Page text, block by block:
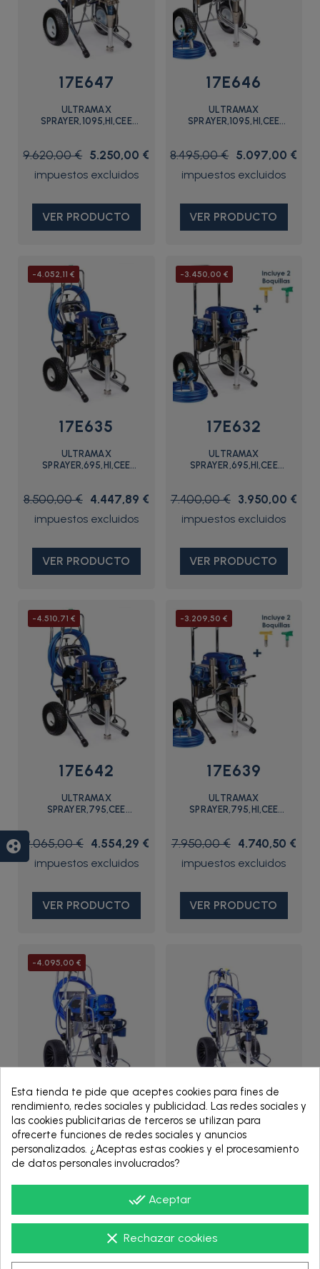
17E647
ULTRAMAX
SPRAYER,1095,HI,CEE
9.620,00 € 5.250,00 €
VER PRODUCTO
17E646
ULTRAMAX
SPRAYER,1095,HI,CEE
8.495,00 € 5.097,00 €
VER PRODUCTO
-4.052,11 €
17E635
ULTRAMAX
SPRAYER,695,HI,CEE
8.500,00 € 4.447,89 €
VER PRODUCTO
-3.450,00 €
17E632
ULTRAMAX
SPRAYER,695,HI,CEE
7.400,00 € 3.950,00 €
VER PRODUCTO
-4.510,71 €
17E642
ULTRAMAX
SPRAYER,795,CEE
9.065,00 € 4.554,29 €
VER PRODUCTO
-3.209,50 €
17E639
ULTRAMAX
SPRAYER,795,HI,CEE
7.950,00 € 4.740,50 €
VER PRODUCTO
-4.095,00 €
19F736
ULTRA SPRAYER,1095
XT,PRO,CEE - 19F736 -
Graco
10.195,00 € 6.100,00 €
20B955
ULTRA SPRAYER,1095
XT,PRO,MULTI - 20B955 -
Esta tienda te pide que aceptes cookies para fines de
rendimiento, redes sociales y publicidad. Las redes sociales y
las cookies publicitarias de terceros se utilizan para
ofrecerte funciones de redes sociales y anuncios
personalizados. ¿Aceptas estas cookies y el procesamiento
de datos personales involucrados?
done_all Aceptar
clear Rechazar cookies
group_work